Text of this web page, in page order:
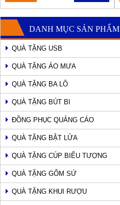
DANH MỤC SẢN PHẨM
QUÀ TẶNG USB
QUÀ TẶNG ÁO MƯA
QUÀ TẶNG BA LÔ
QUÀ TẶNG BÚT BI
ĐỒNG PHỤC QUẢNG CÁO
QUÀ TẶNG BẬT LỬA
QUÀ TẶNG CÚP BIỂU TƯỢNG
QUÀ TẶNG GỐM SỨ
QUÀ TẶNG KHUI RƯỢU